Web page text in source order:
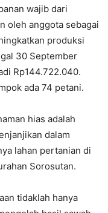
wajib dari
oleh anggota sebagai
produksi
30 September
Rp144.722.040.
ada 74 petani.
hias adalah
dalam
lahan pertanian di
Sorosutan.
tidaklah hanya